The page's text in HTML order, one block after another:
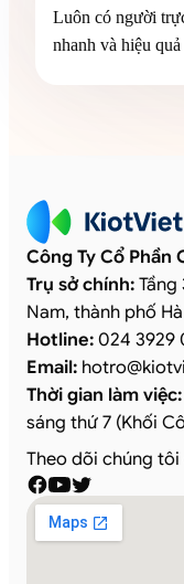
Luôn có người
nhanh và hiệu
Công Ty Cổ Phần
Trụ sở chính: Tầng
Nam, thành phố
Hotline: 024 3929
Email: hotro@
Thời gian làm việc:
sáng thứ 7 (Khối
Theo dõi chúng tôi